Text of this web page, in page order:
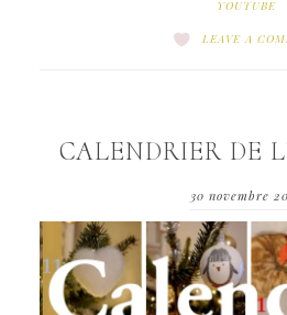
YOUTUBE
LEAVE A
CALENDRIER DE
30 novembre